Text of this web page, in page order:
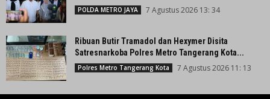
POLDA METRO JAYA 7 Agustus 2026 13: 34
Ribuan Butir Tramadol dan Hexymer Disita
Satresnarkoba Polres Metro Tangerang Kota...
Polres Metro Tangerang Kota 7 Agustus 2026 11: 13